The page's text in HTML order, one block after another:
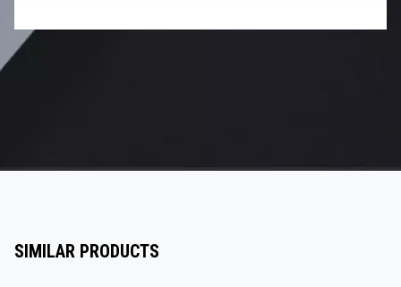
SIMILAR PRODUCTS